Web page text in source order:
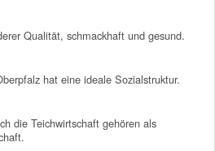
Qualität, schmackhaft und gesund.
hat eine ideale Sozialstruktur.
die Teichwirtschaft gehören als